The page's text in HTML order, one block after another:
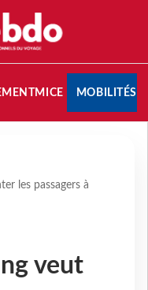
MICE MOBILITÉS
les passagers à
veut